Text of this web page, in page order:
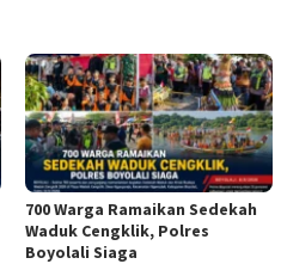
700 Warga Ramaikan Sedekah
Waduk Cengklik, Polres
Boyolali Siaga